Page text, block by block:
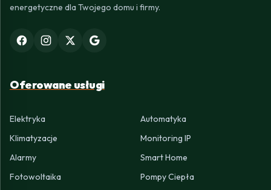
energetyczne dla Twojego domu i firmy.
Oferowane usługi
Elektryka
Automatyka
Klimatyzacje
Monitoring IP
Alarmy
Smart Home
Fotowoltaika
Pompy Ciepła